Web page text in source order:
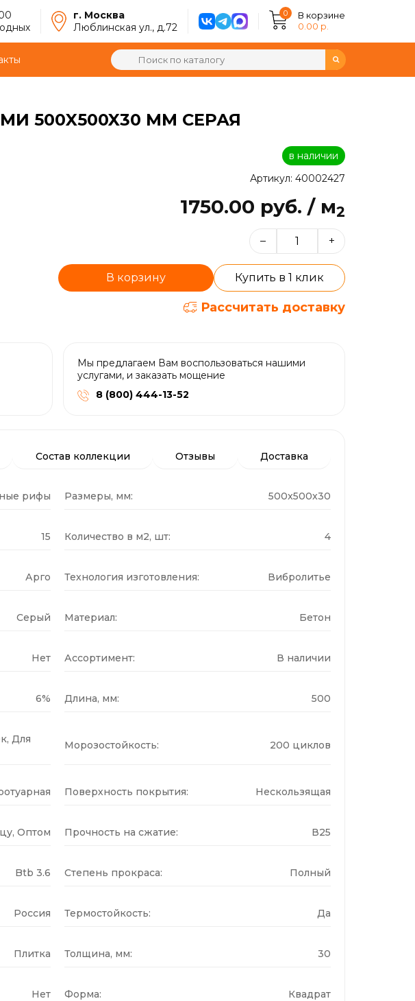
г. Москва
Люблинская ул., д.72
0
В корзине
0.00 р.
500X500X30 ММ СЕРАЯ
в наличии
Артикул: 40002427
1750.00 руб. / м2
– +
В корзину Купить в 1 клик
Рассчитать доставку
Мы предлагаем Вам воспользоваться нашими
услугами, и заказать мощение
8 (800) 444-13-52
Состав коллекции Отзывы Доставка
рифы Размеры, мм: 500x500x30
15 Количество в м2, шт: 4
Арго Технология изготовления: Вибролитье
Серый Материал: Бетон
Нет Ассортимент: В наличии
6% Длина, мм: 500
Для
Морозостойкость: 200 циклов
Поверхность покрытия: Нескользящая
Оптом Прочность на сжатие: В25
Btb 3.6 Степень прокраса: Полный
Россия Термостойкость: Да
Плитка Толщина, мм: 30
Нет Форма: Квадрат